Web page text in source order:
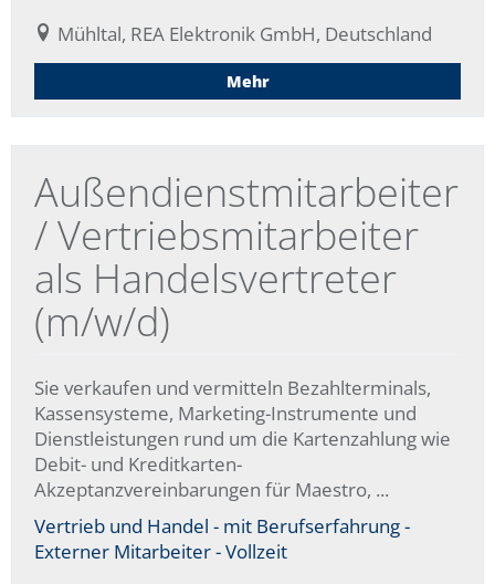
Mühltal, REA Elektronik GmbH, Deutschland
Mehr
Außendienstmitarbeiter
/ Vertriebsmitarbeiter
als Handelsvertreter
(m/w/d)
Sie verkaufen und vermitteln Bezahlterminals,
Kassensysteme, Marketing-Instrumente und
Dienstleistungen rund um die Kartenzahlung wie
Debit- und Kreditkarten-
Akzeptanzvereinbarungen für Maestro, ...
Vertrieb und Handel - mit Berufserfahrung -
Externer Mitarbeiter - Vollzeit